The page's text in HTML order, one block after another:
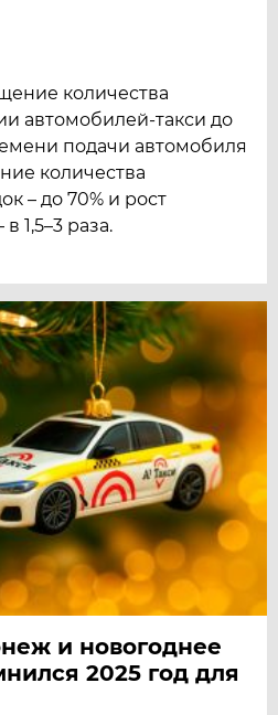
количества
автомобилей-такси до
подачи автомобиля
количества
– до 70% и рост
1,5–3 раза.
и новогоднее
2025 год для